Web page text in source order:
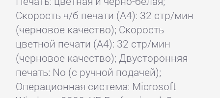
Скорость ч/б печати (А4): 32 стр/мин
(черновое качество); Скорость
цветной печати (А4): 32 стр/мин
(черновое качество); Двусторонняя
печать: No (с ручной подачей);
Операционная система: Microsoft